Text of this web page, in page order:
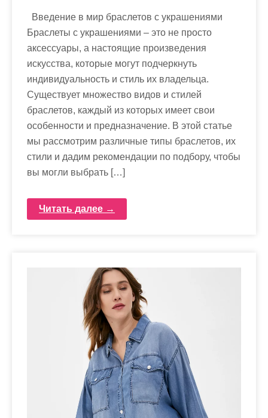
Введение в мир браслетов с украшениями
Браслеты с украшениями – это не просто
аксессуары, а настоящие произведения
искусства, которые могут подчеркнуть
индивидуальность и стиль их владельца.
Существует множество видов и стилей
браслетов, каждый из которых имеет свои
особенности и предназначение. В этой статье
мы рассмотрим различные типы браслетов, их
стили и дадим рекомендации по подбору, чтобы
вы могли выбрать […]
Читать далее →